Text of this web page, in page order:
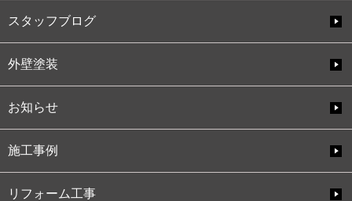
スタッフブログ
外壁塗装
お知らせ
施工事例
リフォーム工事